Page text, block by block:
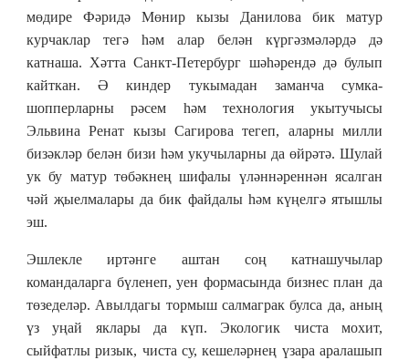
мөдире Фәридә Мөнир кызы Данилова бик матур
курчаклар тегә һәм алар белән күргәзмәләрдә дә
катнаша. Хәтта Санкт-Петербург шәһәрендә дә булып
кайткан. Ә киндер тукымадан заманча сумка-
шопперларны рәсем һәм технология укытучысы
Эльвина Ренат кызы Сагирова тегеп, аларны милли
бизәкләр белән бизи һәм укучыларны да өйрәтә. Шулай
ук бу матур төбәкнең шифалы үләннәреннән ясалган
чәй җыелмалары да бик файдалы һәм күңелгә ятышлы
эш.
Эшлекле иртәнге аштан соң катнашучылар
командаларга бүленеп, уен формасында бизнес план да
төзеделәр. Авылдагы тормыш салмаграк булса да, аның
үз уңай яклары да күп. Экологик чиста мохит,
сыйфатлы ризык, чиста су, кешеләрнең үзара аралашып